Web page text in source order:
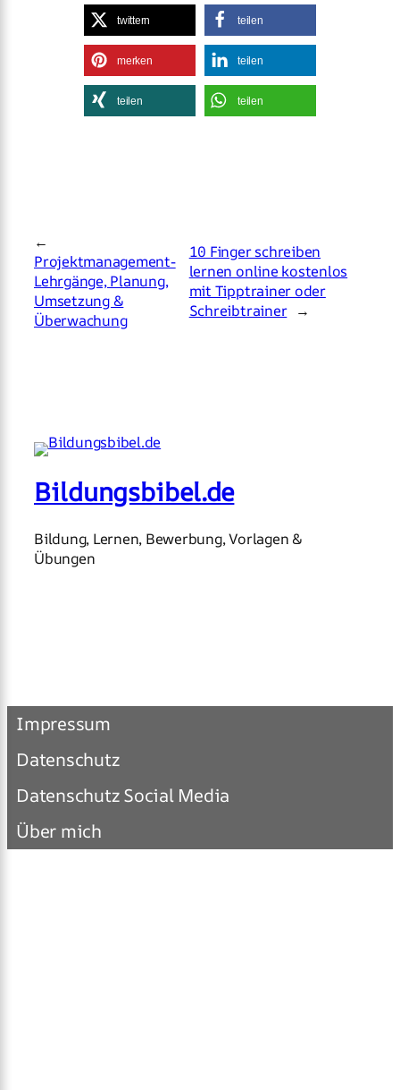
twittern teilen
merken teilen
teilen teilen
←
Projektmanagement-
Lehrgänge, Planung,
Umsetzung &
Überwachung
10 Finger schreiben
lernen online kostenlos
mit Tipptrainer oder
Schreibtrainer →
Bildungsbibel.de
Bildung, Lernen, Bewerbung, Vorlagen &
Übungen
Impressum
Datenschutz
Datenschutz Social Media
Über mich